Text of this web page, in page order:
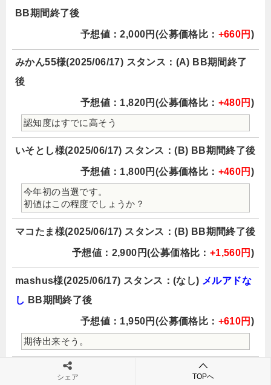
BB期間終了後
予想値：2,000円(公募価格比： +660円 )
みかん55様(2025/06/17) スタンス：(A) BB期間終了
後
予想値：1,820円(公募価格比： +480円 )
認知度はすでに高そう
いそとし様(2025/06/17) スタンス：(B) BB期間終了後
予想値：1,800円(公募価格比： +460円 )
今年初の当選です。
初値はこの程度でしょうか？
マコたま様(2025/06/17) スタンス：(B) BB期間終了後
予想値：2,900円(公募価格比： +1,560円 )
mashus様(2025/06/17) スタンス：(なし) メルアドな
し BB期間終了後
予想値：1,950円(公募価格比： +610円 )
期待出来そう。
瀬戸内のアランドロン様(2025/06/17) スタンス：(B)
シェア TOPへ